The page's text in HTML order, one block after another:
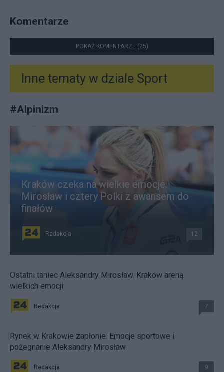
Komentarze
POKAŻ KOMENTARZE (25)
Inne tematy w dziale Sport
#Alpinizm
Kraków czeka na wielkie emocje.
Mirosław i cztery Polki z awansem do
finałów
Redakcja 12
Ostatni taniec Aleksandry Mirosław. Kraków areną
wielkich emocji
Redakcja 7
Rynek w Krakowie zapłonie. Emocje sportowe i
pożegnanie Aleksandry Mirosław
Redakcja 9